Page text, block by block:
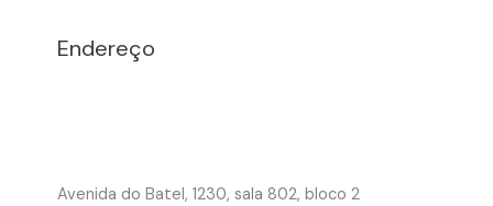
Endereço
Avenida do Batel, 1230, sala 802, bloco 2